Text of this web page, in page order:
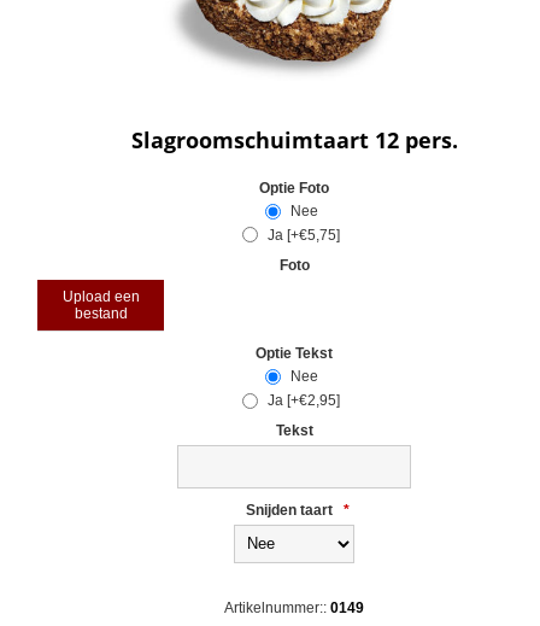
Slagroomschuimtaart 12 pers.
Optie Foto
Nee
Ja [+€5,75]
Foto
Upload een
bestand
Optie Tekst
Nee
Ja [+€2,95]
Tekst
Snijden taart *
Artikelnummer:: 0149